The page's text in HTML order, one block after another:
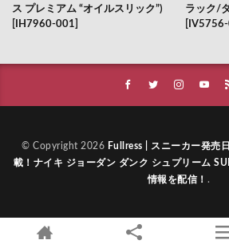
ス プレミアム “オイルスリック”)
[IH7960-001]
ラック/
© Copyright 2026 Fullress | スニーカー発売
載！ナイキ ジョーダン ダンク シュプリーム
情報を配信！ .